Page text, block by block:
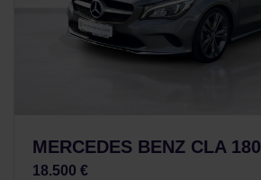
MERCEDES BENZ CLA 180
18.500 €